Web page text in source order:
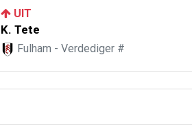
UIT
K. Tete
Fulham - Verdediger #